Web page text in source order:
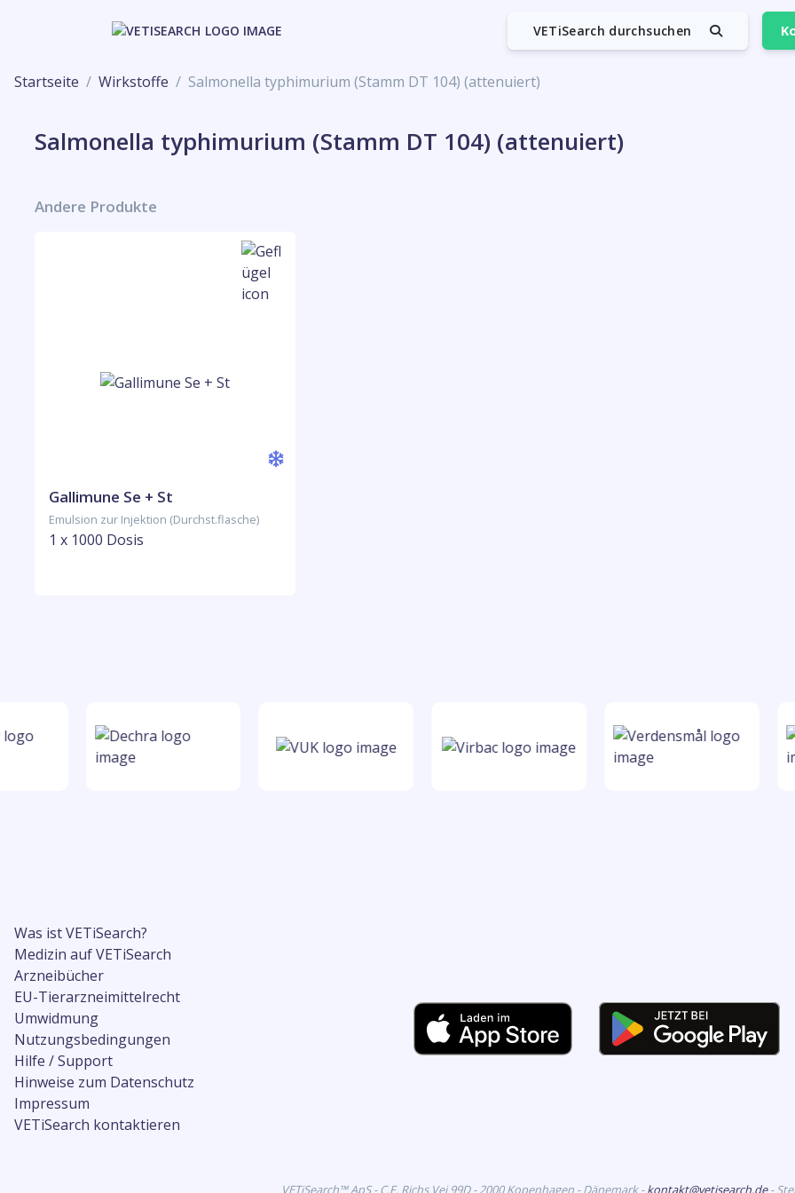
VETiSearch durchsuchen
Startseite Wirkstoffe Salmonella typhimurium (Stamm DT 104) (attenuiert)
Salmonella typhimurium (Stamm DT 104) (attenuiert)
Andere Produkte
Gallimune Se + St
Emulsion zur Injektion (Durchst.flasche)
1 x 1000 Dosis
Was ist VETiSearch?
Medizin auf VETiSearch
Arzneibücher
EU-Tierarzneimittelrecht
Umwidmung
Nutzungsbedingungen
Hilfe / Support
Hinweise zum Datenschutz
Impressum
VETiSearch kontaktieren
VETiSearch™ ApS - C.F. Richs Vej 99D - 2000 Kopenhagen - Dänemark -kontakt@vetisearch.de-